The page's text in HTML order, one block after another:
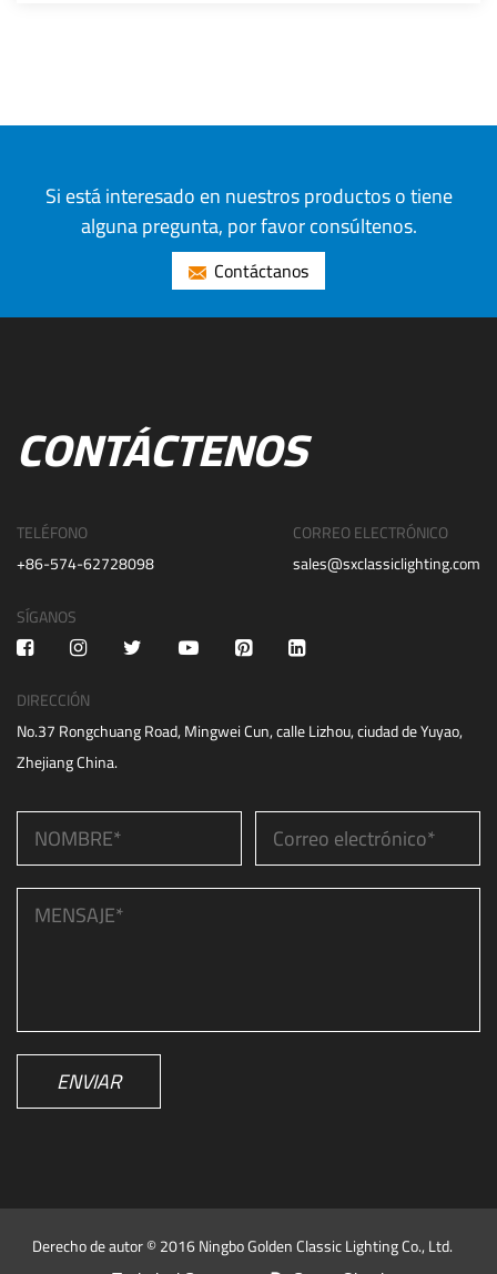
Si está interesado en nuestros productos o tiene
alguna pregunta, por favor consúltenos.
Contáctanos
CONTÁCTENOS
TELÉFONO
+86-574-62728098
CORREO ELECTRÓNICO
sales@sxclassiclighting.com
SÍGANOS
DIRECCIÓN
No.37 Rongchuang Road, Mingwei Cun, calle Lizhou, ciudad de Yuyao,
Zhejiang China.
ENVIAR
Derecho de autor © 2016 Ningbo Golden Classic Lighting Co., Ltd.